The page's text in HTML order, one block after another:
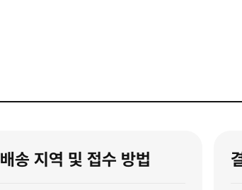
배송 지역 및 접수 방법